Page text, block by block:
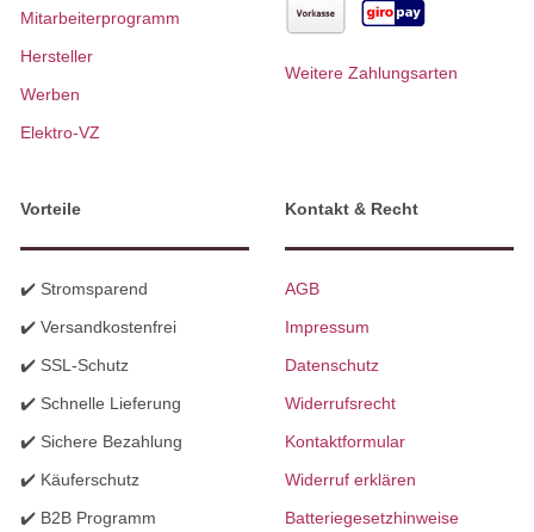
Mitarbeiterprogramm
Hersteller
Werben
Elektro-VZ
Weitere Zahlungsarten
Vorteile
✔️ Stromsparend
✔️ Versandkostenfrei
✔️ SSL-Schutz
✔️ Schnelle Lieferung
✔️ Sichere Bezahlung
✔️ Käuferschutz
✔️ B2B Programm
Kontakt & Recht
AGB
Impressum
Datenschutz
Widerrufsrecht
Kontaktformular
Widerruf erklären
Batteriegesetzhinweise